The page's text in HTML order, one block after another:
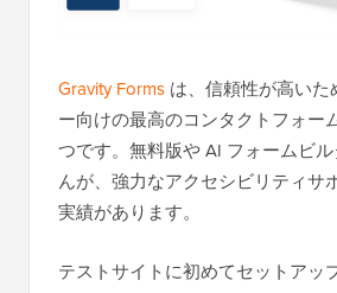
Gravity Forms は、信頼性が高い
ー向けの最高のコンタクトフォー
つです。無料版や AI フォームビ
んが、強力なアクセシビリティサ
実績があります。
テストサイトに初めてセットアッ